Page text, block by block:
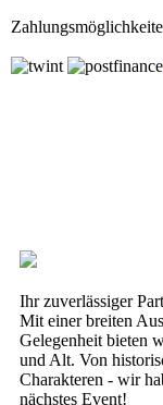
Ihr zuverlässiger
Mit einer breiten
Gelegenheit bieten
und Alt. Von
Charakteren - wir
nächstes Event!